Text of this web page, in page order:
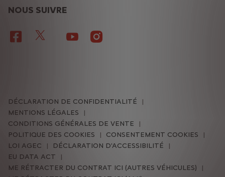
NOUS SUIVRE
DÉCLARATION DE CONFIDENTIALITÉ
MENTIONS LÉGALES
CONDITIONS GÉNÉRALES DE VENTE
POLITIQUE DES COOKIES
CONSENTEMENT COOKIES
LOI AGEC
DÉCLARATION D'ACCESSIBILITÉ
EU DATA ACT
ME RÉTRACTER DU CONTRAT ICI (AUTRES VÉHICULES)